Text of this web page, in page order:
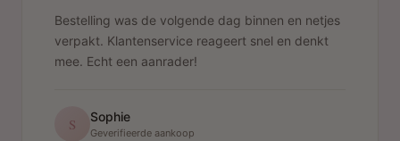
Bestelling was de volgende dag binnen en netjes
verpakt. Klantenservice reageert snel en denkt
mee. Echt een aanrader!
S Sophie
Geverifieerde aankoop